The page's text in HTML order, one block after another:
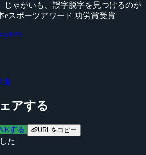
じゃがいも、誤字脱字を見つけるのが
eスポーツアワード 功労賞受賞
査
アする
する URLをコピー
た